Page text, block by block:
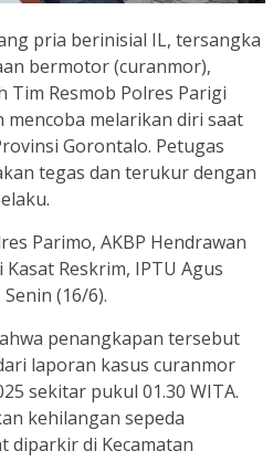
pria berinisial IL, tersangka
bermotor (curanmor),
Resmob Polres Parigi
melarikan diri saat
Gorontalo. Petugas
tegas dan terukur dengan
Parimo, AKBP Hendrawan
Reskrim, IPTU Agus
(16/6).
penangkapan tersebut
laporan kasus curanmor
sekitar pukul 01.30 WITA.
kehilangan sepeda
diparkir di Kecamatan